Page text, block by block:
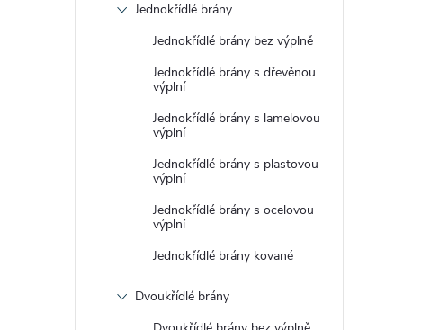
Jednokřídlé brány
Jednokřídlé brány bez výplně
Jednokřídlé brány s dřevěnou
výplní
Jednokřídlé brány s lamelovou
výplní
Jednokřídlé brány s plastovou
výplní
Jednokřídlé brány s ocelovou
výplní
Jednokřídlé brány kované
Dvoukřídlé brány